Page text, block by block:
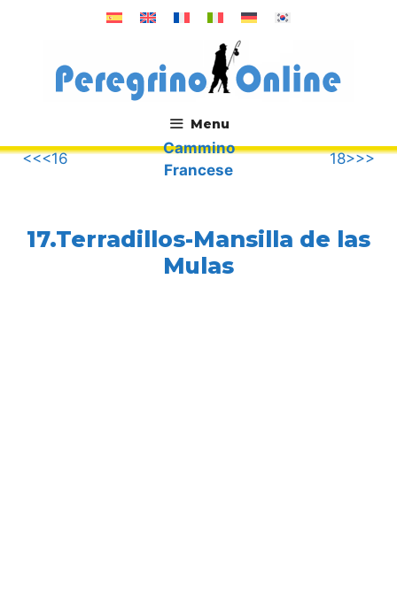
Menu
. <<<16
Cammino
Francese
18>>>
17.Terradillos-Mansilla de las
Mulas